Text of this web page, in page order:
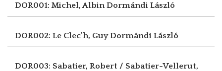
DOR001: Michel, AlbinDormándi László
DOR002: Le Clec’h, GuyDormándi László
DOR003: Sabatier, Robert / Sabatier-Vellerut,